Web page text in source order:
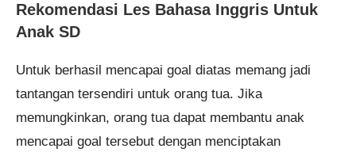
Rekomendasi Les Bahasa Inggris Untuk
Anak SD
Untuk berhasil mencapai goal diatas memang jadi
tantangan tersendiri untuk orang tua. Jika
memungkinkan, orang tua dapat membantu anak
mencapai goal tersebut dengan menciptakan